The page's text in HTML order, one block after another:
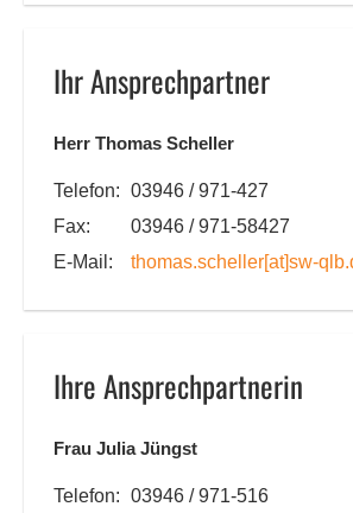
Ihr Ansprechpartner
Herr Thomas Scheller
Telefon: 03946 / 971-427
Fax:
03946 / 971-58427
E-Mail:
thomas.scheller[at]sw-
Ihre Ansprechpartnerin
Frau Julia Jüngst
Telefon: 03946 / 971-516